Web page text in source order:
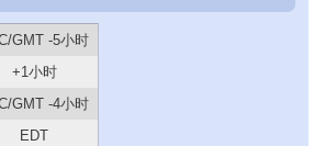
GMT -5小时
+1小时
GMT -4小时
EDT